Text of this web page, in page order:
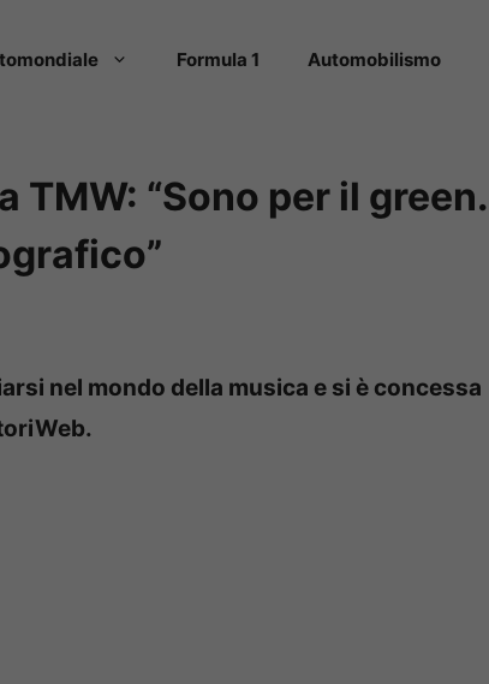
Formula 1 Automobilismo
TMW: “Sono per il green.
nel mondo della musica e si è concessa